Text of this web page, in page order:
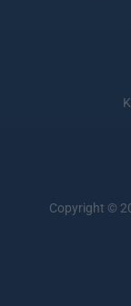
Copyright ©